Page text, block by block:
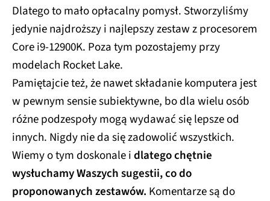
Dlatego to mało opłacalny pomysł. Stworzyliśmy
jedynie najdroższy i najlepszy zestaw z procesorem
Core i9-12900K. Poza tym pozostajemy przy
modelach Rocket Lake.
Pamiętajcie też, że nawet składanie komputera jest
w pewnym sensie subiektywne, bo dla wielu osób
różne podzespoły mogą wydawać się lepsze od
innych. Nigdy nie da się zadowolić wszystkich.
Wiemy o tym doskonale idlatego chętnie
wysłuchamy Waszych sugestii, co do
proponowanych zestawów. Komentarze są do